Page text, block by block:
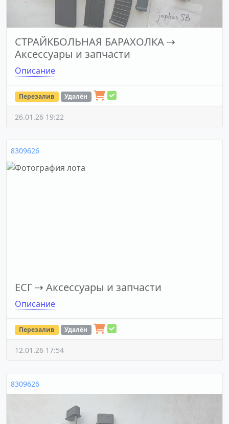
СТРАЙКБОЛЬНАЯ БАРАХОЛКА ⇢
Аксессуары и запчасти
Описание
Перезалив Удалён
26.01.26 19:22
8309626
ЕСГ ⇢ Аксессуары и запчасти
Описание
Перезалив Удалён
12.01.26 17:54
8309626